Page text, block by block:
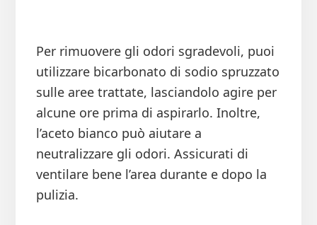
Per rimuovere gli odori sgradevoli, puoi
utilizzare bicarbonato di sodio spruzzato
sulle aree trattate, lasciandolo agire per
alcune ore prima di aspirarlo. Inoltre,
l’aceto bianco può aiutare a
neutralizzare gli odori. Assicurati di
ventilare bene l’area durante e dopo la
pulizia.